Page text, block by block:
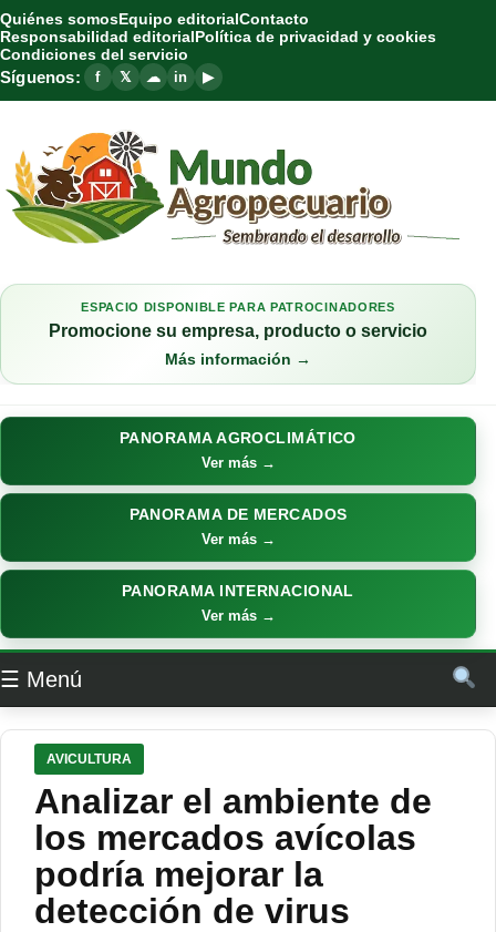
Quiénes somosEquipo editorialContacto
Responsabilidad editorialPolítica de privacidad y cookies
Condiciones del servicio
Síguenos: f 𝕏 ☁ in ▶
ESPACIO DISPONIBLE PARA PATROCINADORES
Promocione su empresa, producto o servicio
Más información →
PANORAMA AGROCLIMÁTICO
Ver más →
PANORAMA DE MERCADOS
Ver más →
PANORAMA INTERNACIONAL
Ver más →
☰ Menú
AVICULTURA
Analizar el ambiente de
los mercados avícolas
podría mejorar la
detección de virus